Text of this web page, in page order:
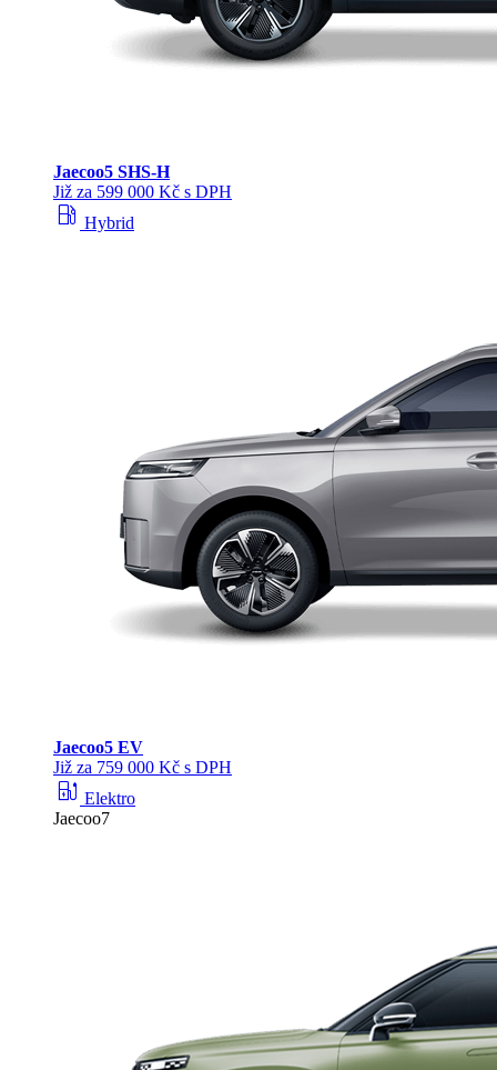
Jaecoo5 SHS-H
Již za 599 000 Kč s DPH
local_gas_station Hybrid
Jaecoo5 EV
Již za 759 000 Kč s DPH
ev_station Elektro
Jaecoo7